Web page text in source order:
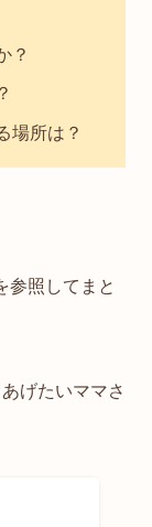
？
場所は？
参照してまと
げたいママさ